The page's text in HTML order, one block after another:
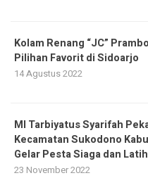
Kolam Renang “JC”
Pilihan Favorit di Sidoarjo
14 Agustus 2022
MI Tarbiyatus Syarifah
Kecamatan Sukodono
Gelar Pesta Siaga dan
23 November 2022